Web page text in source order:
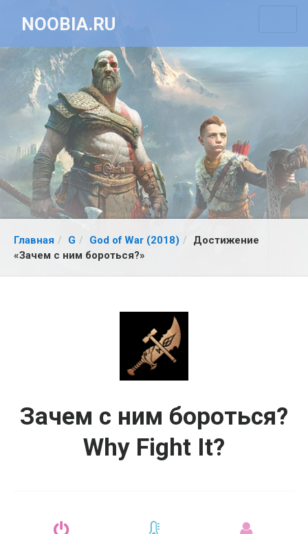
NOOBIA.RU
Главная G God of War (2018)
Достижение
«Зачем с ним бороться?»
Зачем с ним бороться?
Why Fight It?